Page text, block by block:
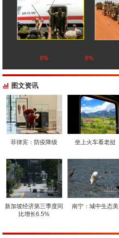
0% 0%
图文资讯
菲律宾：防疫降级 坐上火车看老挝
新加坡经济第三季度同
比增长6.5%
南宁：城中生态美